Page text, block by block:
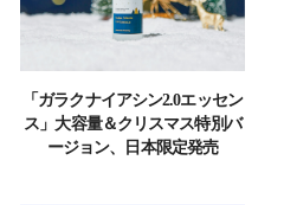
「ガラクナイアシン2.0エッセン
ス」大容量＆クリスマス特別バ
ージョン、日本限定発売